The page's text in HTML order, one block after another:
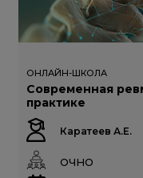
ОНЛАЙН-ШКОЛА
Современная
практике
Каратеев А.Е.
ОЧНО